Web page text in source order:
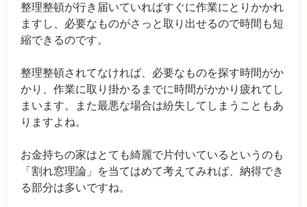
整理整頓が行き届いていればすぐに作業にとりかかれ
ますし、必要なものがさっと取り出せるので時間も短
縮できるのです。
整理整頓されてなければ、必要なものを探す時間がか
かり、作業に取り掛かるまでに時間がかかり疲れてし
まいます。また最悪な場合は紛失してしまうこともあ
りますよね。
お金持ちの家はとても綺麗で片付いているというのも
「割れ窓理論」を当てはめて考えてみれば、納得でき
る部分は多いですね。